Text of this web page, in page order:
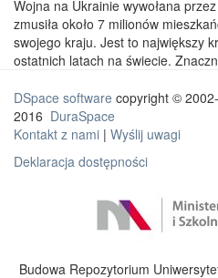
Wojna na Ukrainie wywołana
zmusiła około 7 milionów
swojego kraju. Jest to największy
ostatnich latach na świecie.
DSpace software copyright © 2002-
2016 DuraSpace
Kontakt z nami | Wyślij uwagi
Deklaracja dostępności
Budowa Repozytorium